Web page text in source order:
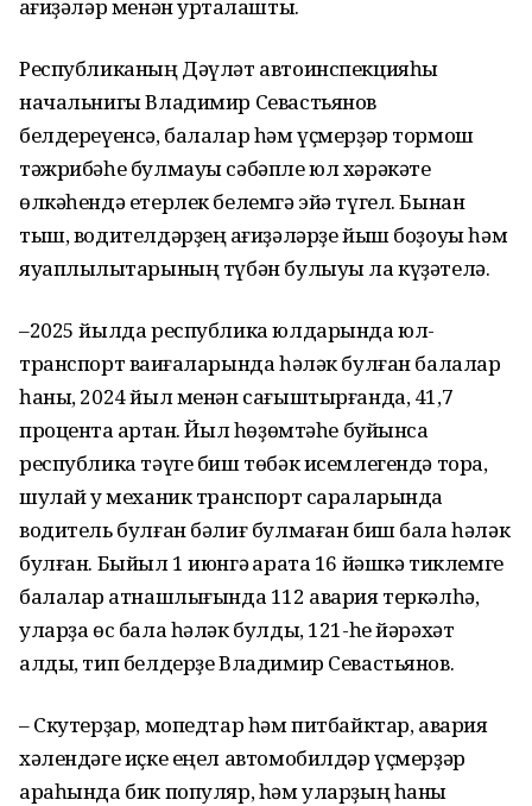
ҡағиҙәләр менән уртаҡлашты.
Республиканың Дәүләт автоинспекцияһы
начальнигы Владимир Севастьянов
белдереүенсә, балалар һәм үҫмерҙәр тормош
тәжрибәһе булмауы сәбәпле юл хәрәкәте
өлкәһендә етерлек белемгә эйә түгел. Бынан
тыш, водителдәрҙең ҡағиҙәләрҙе йыш боҙоуы һәм
яуаплылыҡтарының түбән булыуы ла күҙәтелә.
–2025 йылда республика юлдарында юл-
транспорт ваҡиғаларында һәләк булған балалар
һаны, 2024 йыл менән сағыштырғанда, 41,7
процентҡа артҡан. Йыл һөҙөмтәһе буйынса
республика тәүге биш төбәк исемлегендә тора,
шулай уҡ механик транспорт сараларында
водитель булған бәлиғ булмаған биш бала һәләк
булған. Быйыл 1 июнгә ҡарата 16 йәшкә тиклемге
балалар ҡатнашлығында 112 авария теркәлһә,
уларҙа өс бала һәләк булды, 121-һе йәрәхәт
алды, тип белдерҙе Владимир Севастьянов.
– Скутерҙар, мопедтар һәм питбайктар, авария
хәлендәге иҫке еңел автомобилдәр үҫмерҙәр
араһында бик популяр, һәм уларҙың һаны